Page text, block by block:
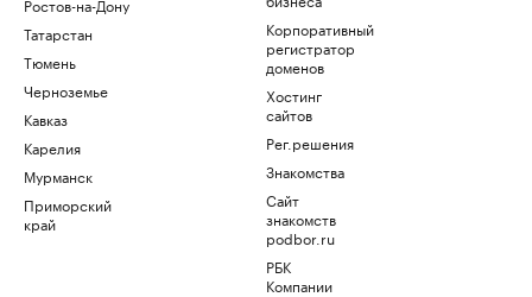
Татарстан
Тюмень
Черноземье
Кавказ
Карелия
Мурманск
Приморский
край
Корпоративный
регистратор
доменов
Хостинг
сайтов
Рег.решения
Знакомства
Сайт
знакомств
podbor.ru
РБК
Компании